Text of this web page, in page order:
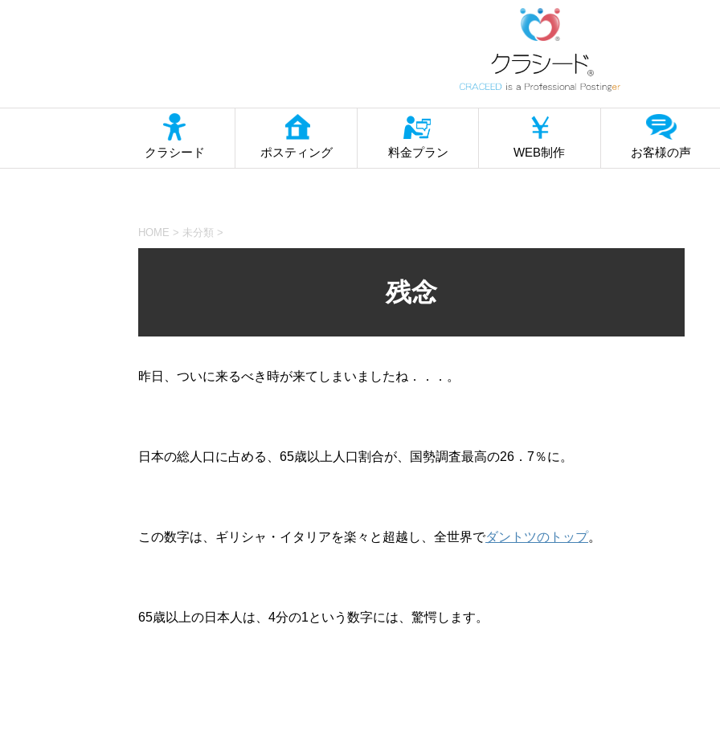
クラシード ポスティング 料金プラン WEB制作 お客様の声
HOME > 未分類 >
残念
昨日、ついに来るべき時が来てしまいましたね．．．。
日本の総人口に占める、65歳以上人口割合が、国勢調査最高の26．7％に。
この数字は、ギリシャ・イタリアを楽々と超越し、全世界でダントツのトップ。
65歳以上の日本人は、4分の1という数字には、驚愕します。